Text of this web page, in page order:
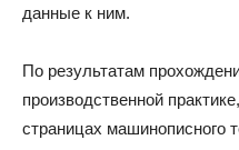
данные к ним.
По результатам
производственной
страницах машинописного